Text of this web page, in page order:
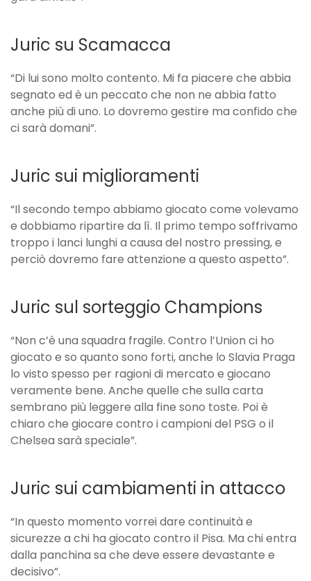
Juric su Scamacca
“Di lui sono molto contento. Mi fa piacere che abbia
segnato ed è un peccato che non ne abbia fatto
anche più di uno. Lo dovremo gestire ma confido che
ci sarà domani”.
Juric sui miglioramenti
“Il secondo tempo abbiamo giocato come volevamo
e dobbiamo ripartire da lì. Il primo tempo soffrivamo
troppo i lanci lunghi a causa del nostro pressing, e
perciò dovremo fare attenzione a questo aspetto”.
Juric sul sorteggio Champions
“Non c’è una squadra fragile. Contro l’Union ci ho
giocato e so quanto sono forti, anche lo Slavia Praga
lo visto spesso per ragioni di mercato e giocano
veramente bene. Anche quelle che sulla carta
sembrano più leggere alla fine sono toste. Poi è
chiaro che giocare contro i campioni del PSG o il
Chelsea sarà speciale”.
Juric sui cambiamenti in attacco
“In questo momento vorrei dare continuità e
sicurezze a chi ha giocato contro il Pisa. Ma chi entra
dalla panchina sa che deve essere devastante e
decisivo”.